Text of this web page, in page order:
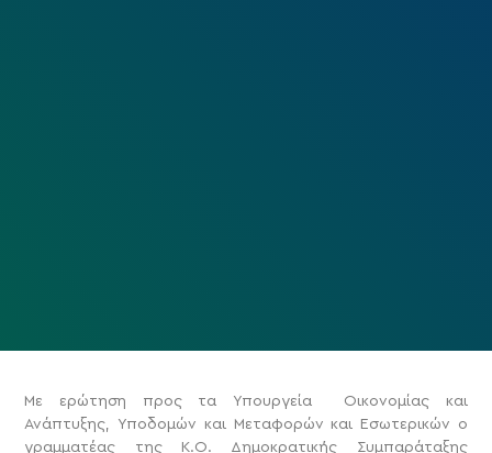
Με ερώτηση προς τα Υπουργεία Οικονομίας και
Ανάπτυξης, Υποδομών και Μεταφορών και Εσωτερικών ο
γραμματέας της Κ.Ο. Δημοκρατικής Συμπαράταξης